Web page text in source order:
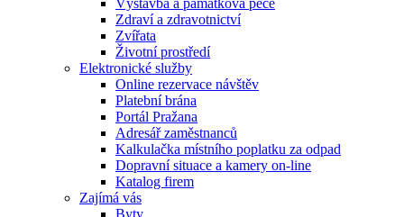
Výstavba a památková péče
Zdraví a zdravotnictví
Zvířata
Životní prostředí
Elektronické služby
Online rezervace návštěv
Platební brána
Portál Pražana
Adresář zaměstnanců
Kalkulačka místního poplatku za odpad
Dopravní situace a kamery on-line
Katalog firem
Zajímá vás
Byty